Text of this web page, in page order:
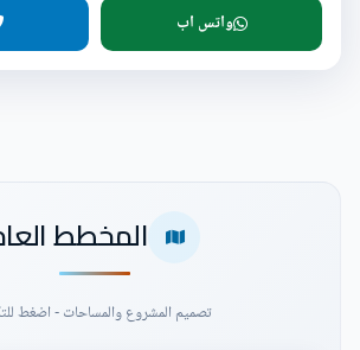
واتس اب
المخطط
تصميم المشروع والمساحات - اضغط